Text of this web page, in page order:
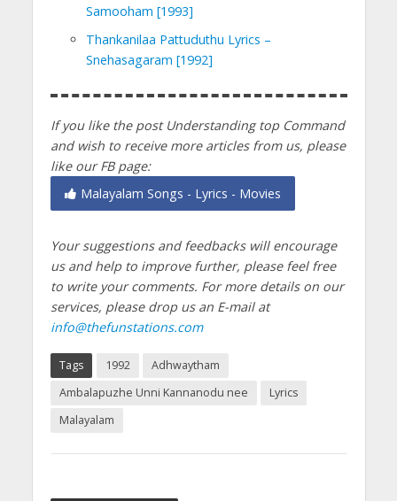
Samooham [1993]
Thankanilaa Pattuduthu Lyrics –
Snehasagaram [1992]
If you like the post Understanding top Command
and wish to receive more articles from us, please
like our FB page:
Malayalam Songs - Lyrics - Movies
Your suggestions and feedbacks will encourage
us and help to improve further, please feel free
to write your comments. For more details on our
services, please drop us an E-mail at
info@thefunstations.com
Tags 1992
Adhwaytham
Ambalapuzhe Unni Kannanodu nee
Lyrics
Malayalam